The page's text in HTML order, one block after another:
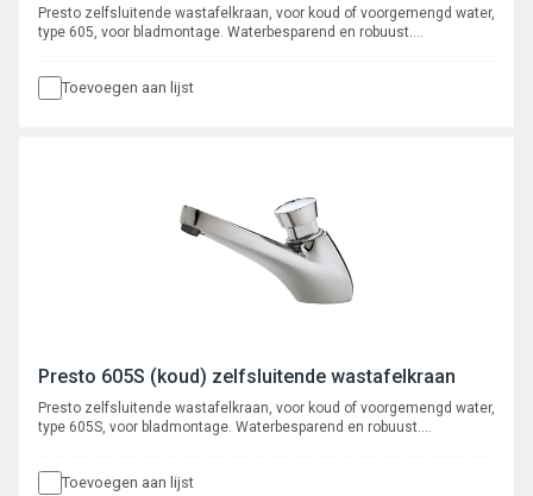
Presto zelfsluitende wastafelkraan, voor koud of voorgemengd water,
type 605, voor bladmontage. Waterbesparend en robuust.
Toevoegen aan lijst
Presto 605S (koud) zelfsluitende wastafelkraan
Presto zelfsluitende wastafelkraan, voor koud of voorgemengd water,
type 605S, voor bladmontage. Waterbesparend en robuust.
Toevoegen aan lijst